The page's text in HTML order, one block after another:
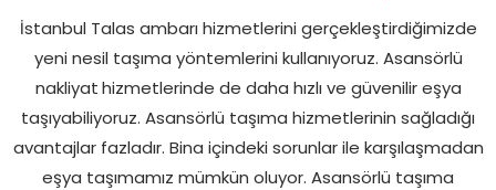
İstanbul Talas ambarı hizmetlerini gerçekleştirdiğimizde
yeni nesil taşıma yöntemlerini kullanıyoruz. Asansörlü
nakliyathizmetlerinde de daha hızlı ve güvenilir eşya
taşıyabiliyoruz. Asansörlü taşıma hizmetlerinin sağladığı
avantajlar fazladır. Bina içindeki sorunlar ile karşılaşmadan
eşya taşımamız mümkün oluyor. Asansörlü taşıma